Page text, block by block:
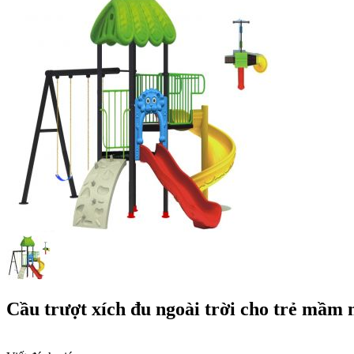
Cầu trượt xích đu ngoài trời cho trẻ mầm